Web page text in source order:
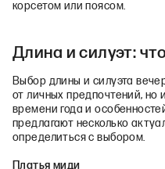
корсетом или поясом.
Длина и силуэт:
Выбор длины и силуэта
от личных предпочтений,
времени года и
предлагают несколько
определиться с выбором.
Платья миди